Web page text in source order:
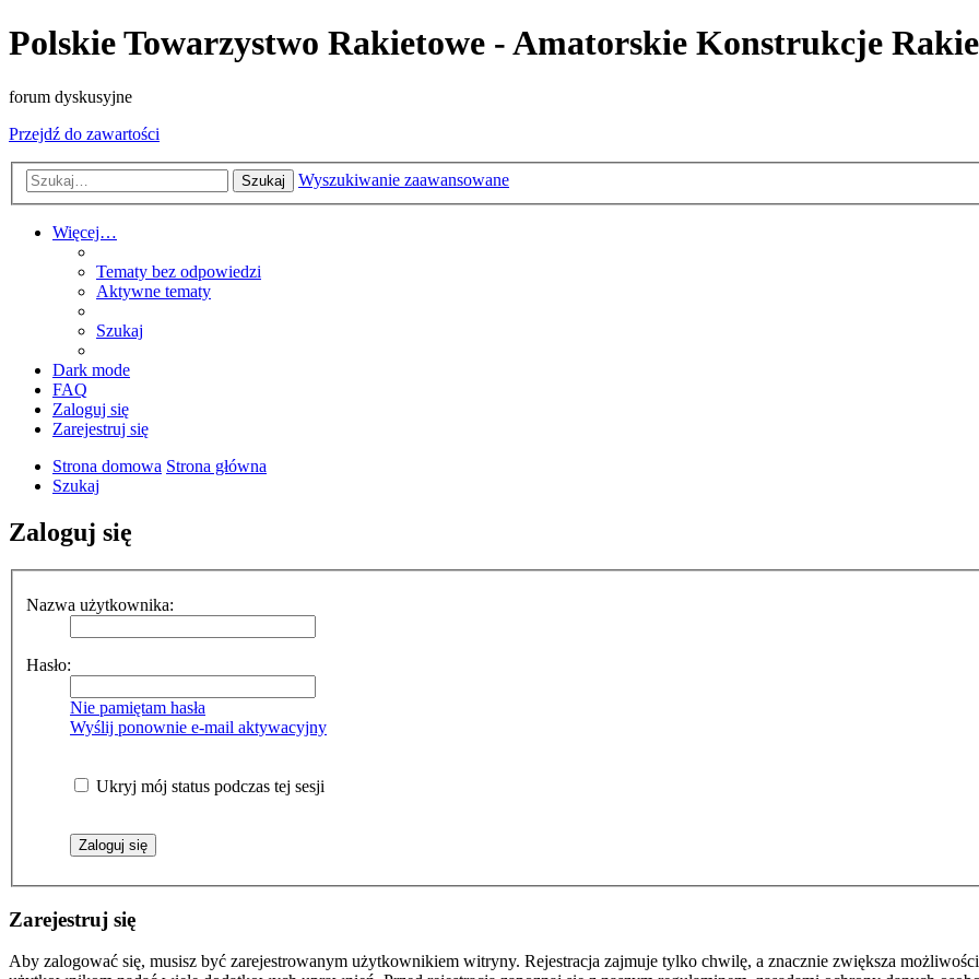
Polskie Towarzystwo Rakietowe - Amatorskie Konstrukcje
forum dyskusyjne
Przejdź do zawartości
Szukaj Wyszukiwanie zaawansowane
Więcej…
Tematy bez odpowiedzi
Aktywne tematy
Szukaj
Dark mode
FAQ
Zaloguj się
Zarejestruj się
Strona domowa Strona główna
Szukaj
Zaloguj się
Nazwa użytkownika:
Hasło:
Nie pamiętam hasła
Wyślij ponownie e-mail aktywacyjny
Ukryj mój status podczas tej sesji
Zarejestruj się
Aby zalogować się, musisz być zarejestrowanym użytkownikiem witryny. Rejestracja zajmuje tylko chwilę, a znacznie zwiększa